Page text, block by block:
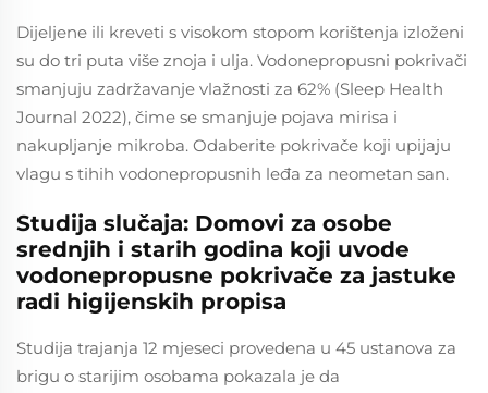
Dijeljene ili kreveti s visokom stopom korištenja izloženi
su do tri puta više znoja i ulja. Vodonepropusni pokrivači
smanjuju zadržavanje vlažnosti za 62% (Sleep Health
Journal 2022), čime se smanjuje pojava mirisa i
nakupljanje mikroba. Odaberite pokrivače koji upijaju
vlagu s tihih vodonepropusnih leđa za neometan san.
Studija slučaja: Domovi za osobe
srednjih i starih godina koji uvode
vodonepropusne pokrivače za jastuke
radi higijenskih propisa
Studija trajanja 12 mjeseci provedena u 45 ustanova za
brigu o starijim osobama pokazala je da